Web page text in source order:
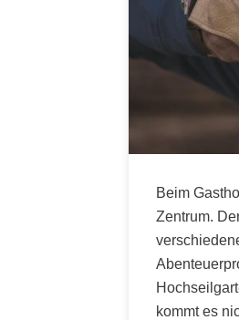
Beim
Zentrum.
kommt es